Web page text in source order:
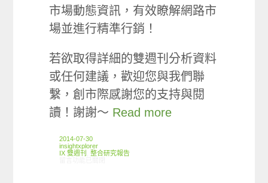
市場動態資訊，有效瞭解網路市
場並進行精準行銷！
若欲取得詳細的雙週刊分析資料
或任何建議，歡迎您與我們聯
繫，創市際感謝您的支持與閱
讀！謝謝～ Read more
2014-07-30
insightxplorer
IX 雙週刊
,整合研究報告